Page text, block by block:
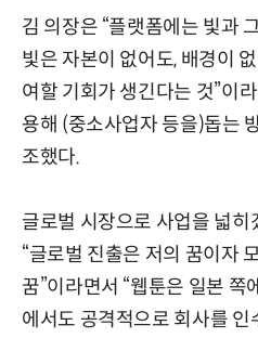
김 의장은 “플랫폼에는 빛과
빛은 자본이 없어도, 배경이
여할 기회가 생긴다는 것”이
용해 (중소사업자 등을)돕는
조했다.
글로벌 시장으로 사업을 넓히
“글로벌 진출은 저의 꿈이자
꿈”이라면서 “웹툰은 일본 쪽
에서도 공격적으로 회사를 인